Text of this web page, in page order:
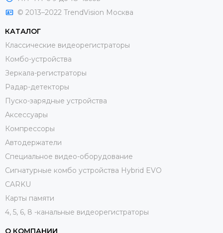
© 2013–2022 TrendVision Москва
КАТАЛОГ
Классические видеорегистраторы
Комбо-устройства
Зеркала-регистраторы
Радар-детекторы
Пуско-зарядные устройства
Аксессуары
Компрессоры
Автодержатели
Специальное видео-оборудование
Сигнатурные комбо устройства Hybrid EVO
CARKU
Карты памяти
4, 5, 6, 8 -канальные видеорегистраторы